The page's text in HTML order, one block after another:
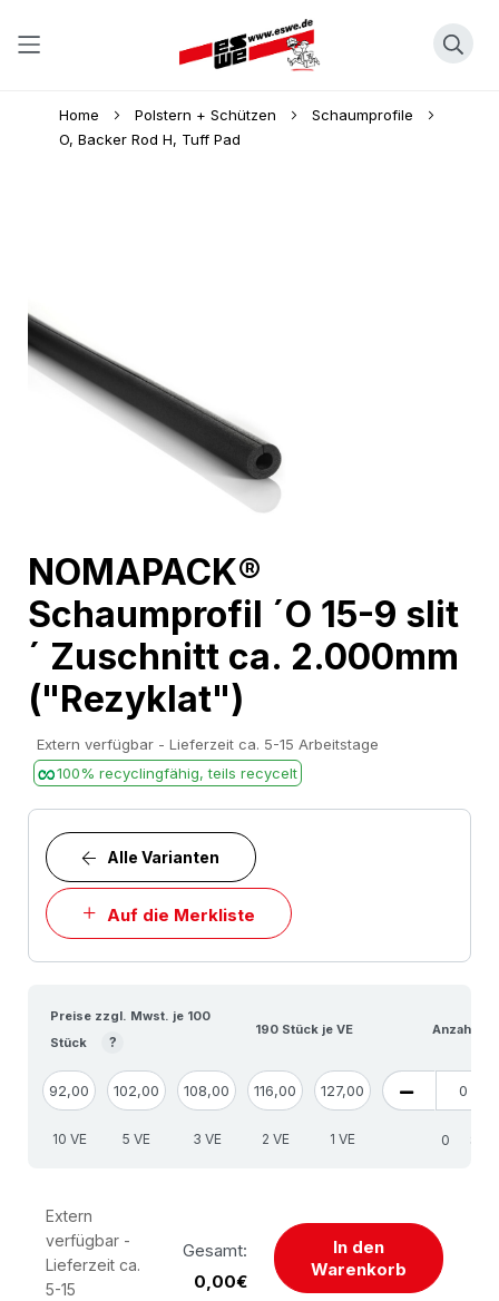
Home Polstern + Schützen
Schaumprofile
O, Backer Rod H, Tuff Pad
end
of
the
images
to
the
beginning
the
gallery
NOMAPACK®
Schaumprofil ´O 15-9 slit
´ Zuschnitt ca. 2.000mm
("Rezyklat")
Extern verfügbar - Lieferzeit ca. 5-15 Arbeitstage
100% recyclingfähig, teils recycelt
Auf die Merkliste
Alle Varianten
Preise zzgl. Mwst. je 100
Stück
?
190 Stück je VE Anzahl VE
92,00 102,00 108,00 116,00 127,00
10 VE 5 VE 3 VE 2 VE 1 VE
Extern
verfügbar -
Lieferzeit ca.
5-15
Gesamt:
0,00€
In den
Warenkorb